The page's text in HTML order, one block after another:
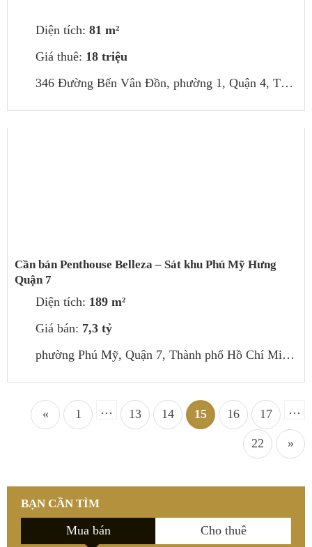
Diện tích: 81 m²
Giá thuê: 18 triệu
346 Đường Bến Vân Đồn, phường 1, Quận 4, Thành phố Hồ Chí Minh, Việt Nam
Cần bán Penthouse Belleza – Sát khu Phú Mỹ Hưng
Quận 7
Diện tích: 189 m²
Giá bán: 7,3 tỷ
phường Phú Mỹ, Quận 7, Thành phố Hồ Chí Minh, Việt Nam
« 1 … 13 14 15 16 17 …
22 »
BẠN CẦN TÌM
Mua bán Cho thuê